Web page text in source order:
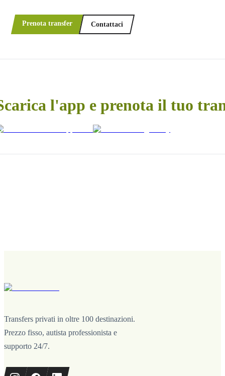
Prenota transfer Contattaci
l'app e prenota il tuo
Transfers privati in oltre 100 destinazioni.
Prezzo fisso, autista professionista e
supporto 24/7.